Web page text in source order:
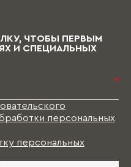
и какое-
придется пожить
ЧТОБЫ ПЕРВЫМ
И СПЕЦИАЛЬНЫХ
*
персональных
персональных